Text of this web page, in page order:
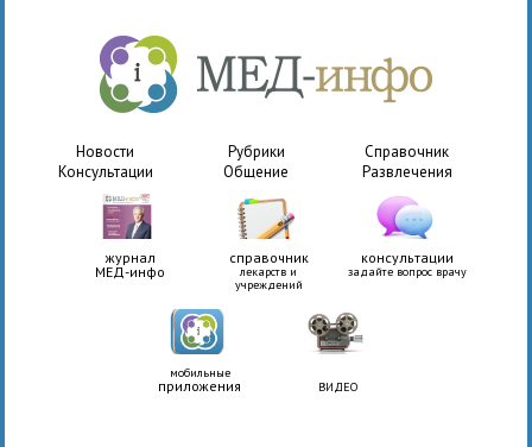
Новости Рубрики
Справочник
Консультации
Общение Развлечения
журнал
МЕД-инфо
справочник
лекарств и
учреждений
консультации
задайте вопрос врачу
мобильные
приложения ВИДЕО